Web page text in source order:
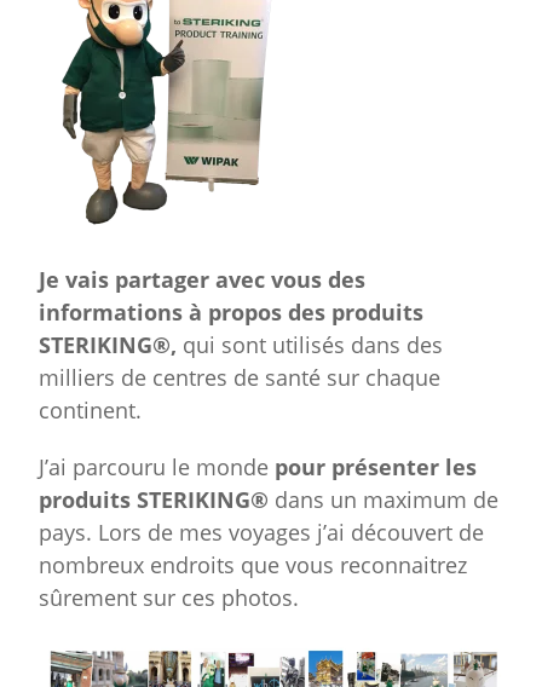
Je vais partager avec vous des
informations à propos des produits
STERIKING®, qui sont utilisés dans des
milliers de centres de santé sur chaque
continent.
J’ai parcouru le monde pour présenter les
produits STERIKING® dans un maximum de
pays. Lors de mes voyages j’ai découvert de
nombreux endroits que vous reconnaitrez
sûrement sur ces photos.